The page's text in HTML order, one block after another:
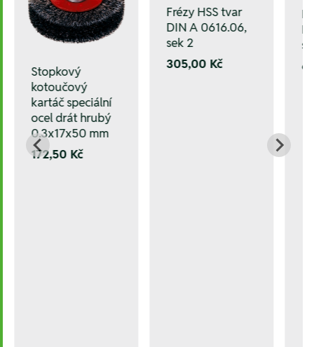
Stopkový
kotoučový
kartáč speciální
ocel drát hrubý
0.3x17x50 mm
172,50 Kč
Frézy HSS tvar
DIN A 0616.06,
sek 2
305,00 Kč